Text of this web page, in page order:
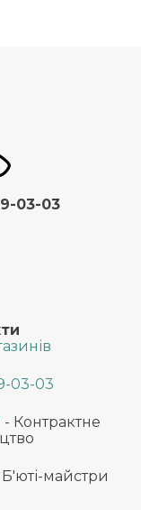
03-03
03-03
- Контрактне
Б'юті-майстри